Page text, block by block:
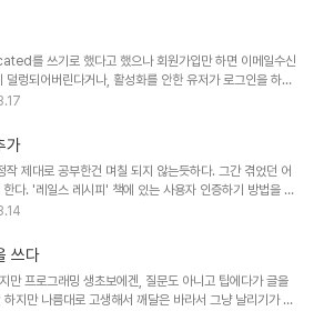
나온것이다. 아무리 어떤 rake명령을 줘봐도 다 저렇게 나
히 감이 안와서.. 뭐 해결책 또 있나 새로 까는거지 그러나
리에 까는것이다 전에도 그렇게 해 봤는데 두개가 따로 잘
랐는데 이번엔 버전도 같다. (전에 그렇게 ..
를 쓰기로 했다고 했으나 회원가입만 하면 이메일수신
덜렁되어버린다거나, 활성화를 안한 유저가 로그인을 하려
다시 뜨는 버그가 있어서 다른것을 찾아보기로 했다. 참,
pages/Authentication 레일스공식사이트에 있
이란 페이지에 또 잔뜩 로그인관련 플러그인 내지 프로
어 있다. 애자일 웹디벨롭먼트에는 없던 것들도 여기에는
한 것을 한곳에서는 찾을 수가 없다는 말인가? 기..
가
작 제대로 공부한건 며칠 되지 않는듯하다. 그간 겪었던 어
다. '레일스 레시피' 책에 있는 사용자 인증하기 방법을 가
발의시작'에 있는 사진 슬라이드보기 예제에 로그인을 넣
. {마이그레이션(화일)은 테이블의 구조를 적어 놓은 화
어쩌구 적어서 돌리면 테이블 생기도록 하는 것과 유사
로 생기고 테이블을 지울수도 있는 등 단순한 sql문과는
은 테이블이 날라가는거 아닌가? ..
쓰다
만 프로그래밍 생초보에겐, 질문도 아니고 팁에다가 글을
지만 나름대로 고생해서 깨달은 바라서 그냥 날리기가 못